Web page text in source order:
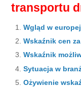
transportu
Wgląd w
Wskaźnik cen
Wskaźnik
Sytuacja w
Ożywienie